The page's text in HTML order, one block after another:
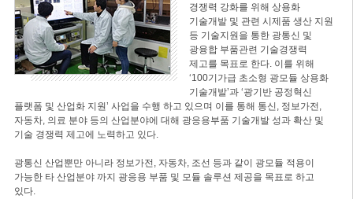
경쟁력 강화를 위해 상용화
기술개발 및 관련 시제품 생산 지원
등 기술지원을 통한 광통신 및
광융합 부품관련 기술경쟁력
제고를 목표로 한다. 이를 위해
‘100기가급 초소형 광모듈 상용화
기술개발’과 ‘광기반 공정혁신
플랫폼 및 산업화 지원’ 사업을 수행 하고 있으며 이를 통해 통신, 정보가전,
자동차, 의료 분야 등의 산업분야에 대해 광응용부품 기술개발 성과 확산 및
기술 경쟁력 제고에 노력하고 있다.
광통신 산업뿐만 아니라 정보가전, 자동차, 조선 등과 같이 광모듈 적용이
가능한 타 산업분야 까지 광응용 부품 및 모듈 솔루션 제공을 목표로 하고
있다.